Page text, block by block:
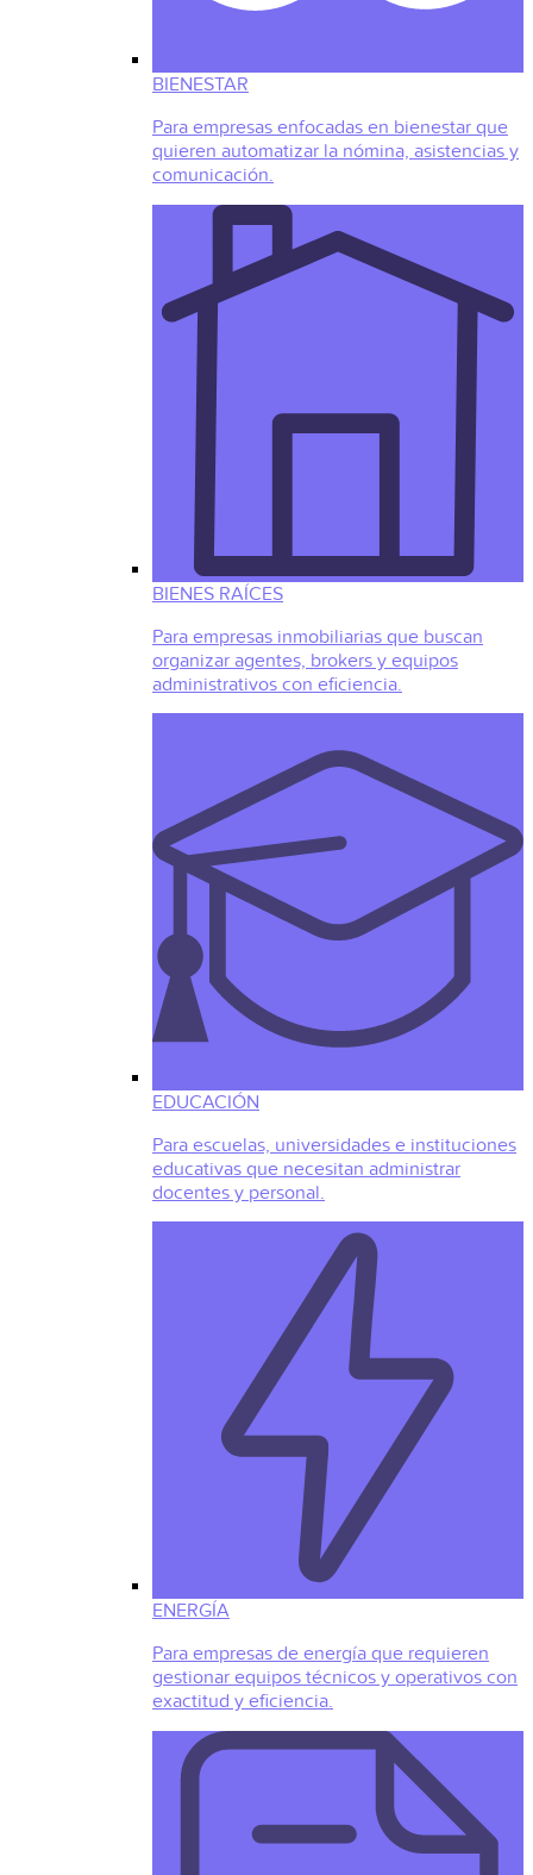
BIENESTAR
Para empresas enfocadas en bienestar que
quieren automatizar la nómina, asistencias y
comunicación.
BIENES RAÍCES
Para empresas inmobiliarias que buscan
organizar agentes, brokers y equipos
administrativos con eficiencia.
EDUCACIÓN
Para escuelas, universidades e instituciones
educativas que necesitan administrar
docentes y personal.
ENERGÍA
Para empresas de energía que requieren
gestionar equipos técnicos y operativos con
exactitud y eficiencia.